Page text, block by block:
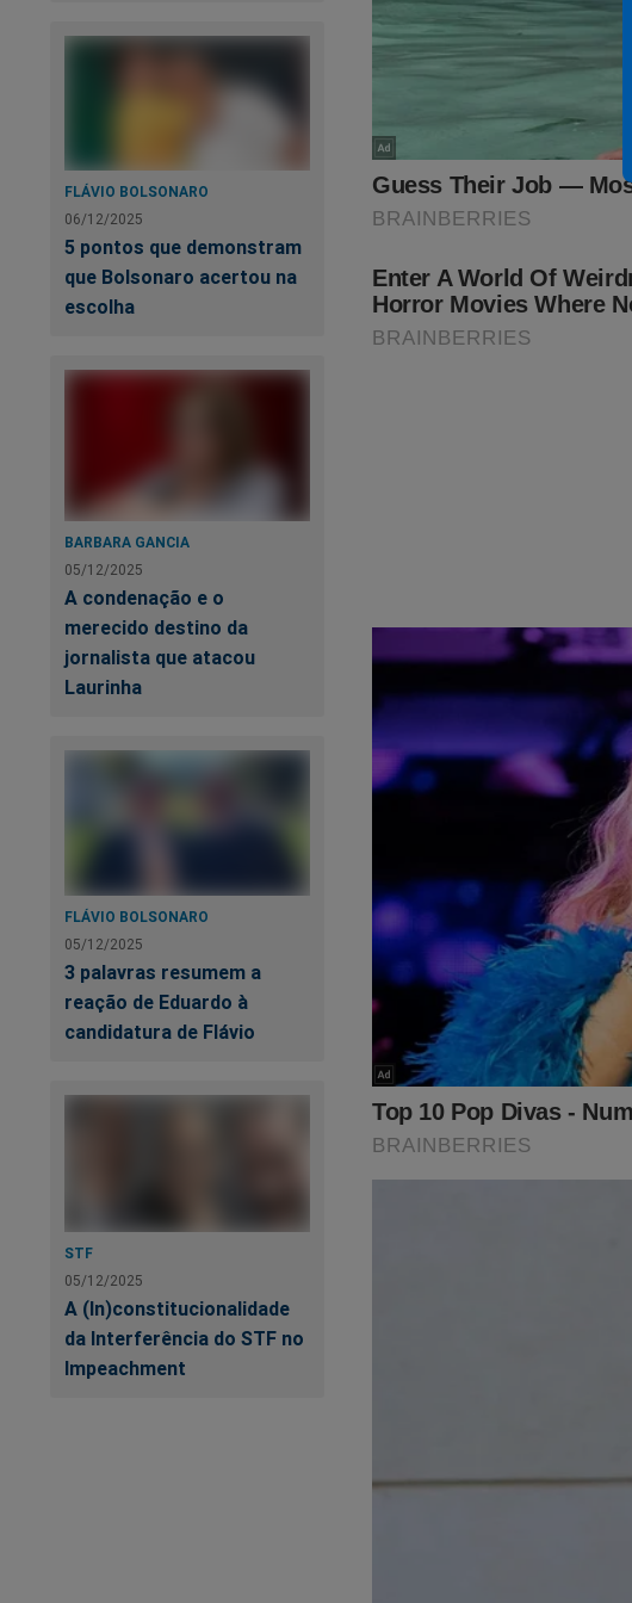
FLÁVIO BOLSONARO
06/12/2025
5 pontos que demonstram
que Bolsonaro acertou na
escolha
BARBARA GANCIA
05/12/2025
A condenação e o
merecido destino da
jornalista que atacou
Laurinha
FLÁVIO BOLSONARO
05/12/2025
3 palavras resumem a
reação de Eduardo à
candidatura de Flávio
STF
05/12/2025
A (In)constitucionalidade
da Interferência do STF no
Impeachment
obteve um acordo.
Como parte desse acordo, o
18ª Vara Federal de Curitiba,
função até o surgimento do
O sigilo
no “olho do
sistema
Gilmar
Uma
O desespero é geral! Lula
revelações do passado do
Desonesto do Brasil - A
https://
sistema-tentou-destruir-um-